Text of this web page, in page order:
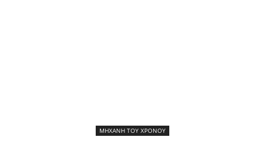
ΜΗΧΑΝΗ ΤΟΥ ΧΡΟΝΟΥ